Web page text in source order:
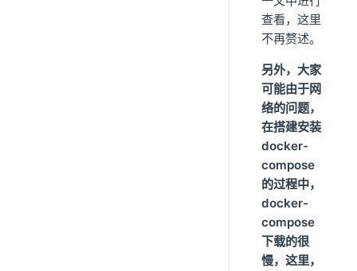
查看，这里
不再赘述。
另外，大家
可能由于网
络的问题，
在搭建安装
docker-
compose
的过程中，
docker-
compose
下载的很
慢，这里，